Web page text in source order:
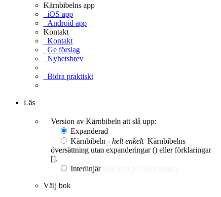
Kärnbibelns app
iOS app
Android app
Kontakt
Kontakt
Ge förslag
Nyhetsbrev
Bidra praktiskt
Läs
Version av Kärnbibeln att slå upp:
Expanderad
Kärnbibeln - helt enkelt Kärnbibelns
översättning utan expanderingar () eller förklaringar
[].
Interlinjär
Välj bok